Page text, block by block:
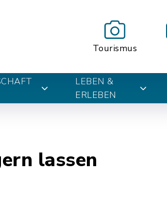
Tourismus
LEBEN &
ERLEBEN
lassen